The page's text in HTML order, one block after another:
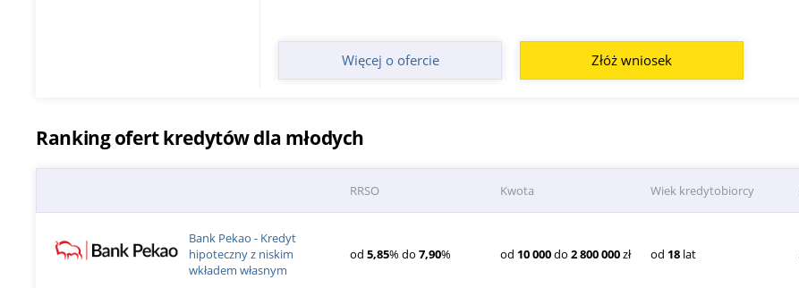
Więcej o ofercie Złóż wniosek
Ranking ofert kredytów dla młodych
RRSO Kwota Wiek kredytobiorcy
Bank Pekao - Kredyt
hipoteczny z niskim
wkładem własnym
od5,85% do7,90% od 10 000do2 800 000zł od 18lat